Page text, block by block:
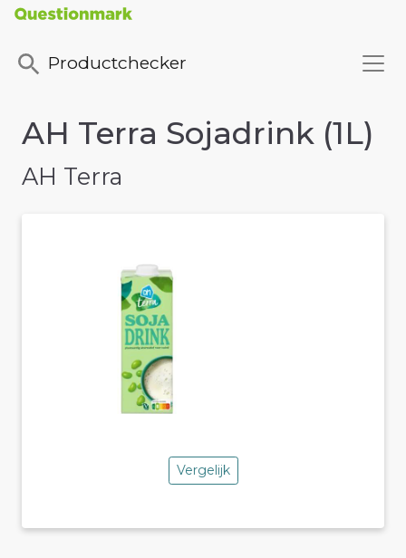
Productchecker
AH Terra Sojadrink (1L)
AH Terra
Vergelijk